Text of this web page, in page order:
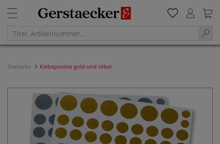
Startseite Klebepunkte gold und silber